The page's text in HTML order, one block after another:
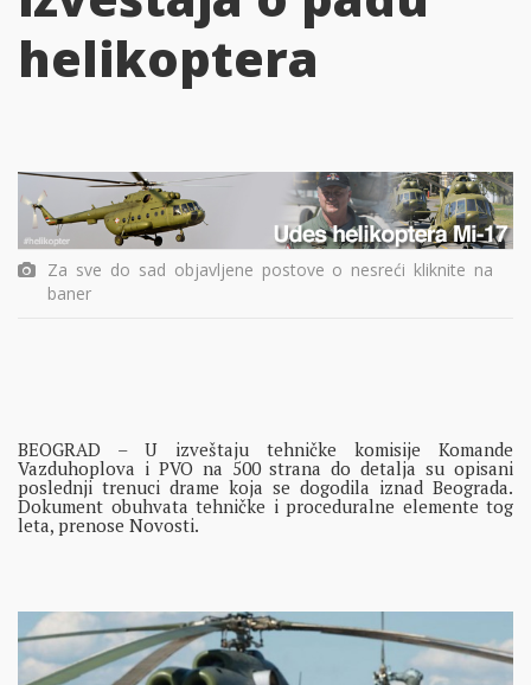
helikoptera
Za sve do sad objavljene postove o nesreći kliknite na
baner
BEOGRAD – U izveštaju tehničke komisije Komande
Vazduhoplova i PVO na 500 strana do detalja su opisani
poslednji trenuci drame koja se dogodila iznad Beograda.
Dokument obuhvata tehničke i proceduralne elemente tog
leta, prenose Novosti.